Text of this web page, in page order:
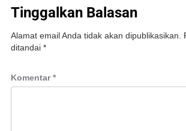
Tinggalkan Balasan
Alamat email Anda tidak akan dipublikasikan.
ditandai *
Komentar*